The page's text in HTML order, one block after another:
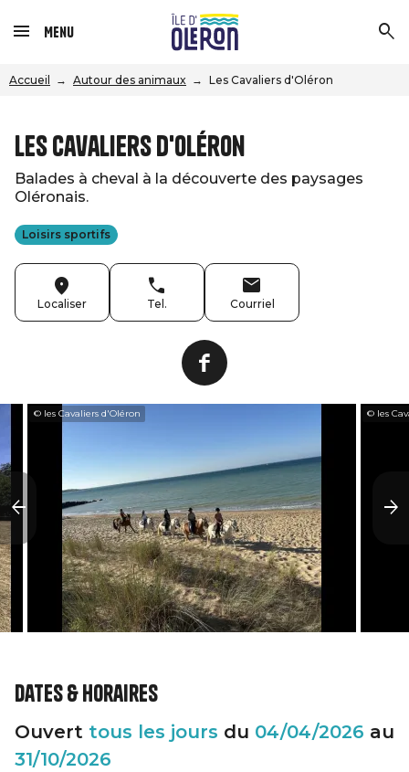
Menu
Accueil Autour des animaux Les Cavaliers d'Oléron
Les Cavaliers d'Oléron
Balades à cheval à la découverte des paysages
Oléronais.
Loisirs sportifs
Localiser Tel. Courriel
© les Cavaliers d'Oléron © les
Dates & horaires
Ouvert tous les jours du 04/04/2026 au
31/10/2026